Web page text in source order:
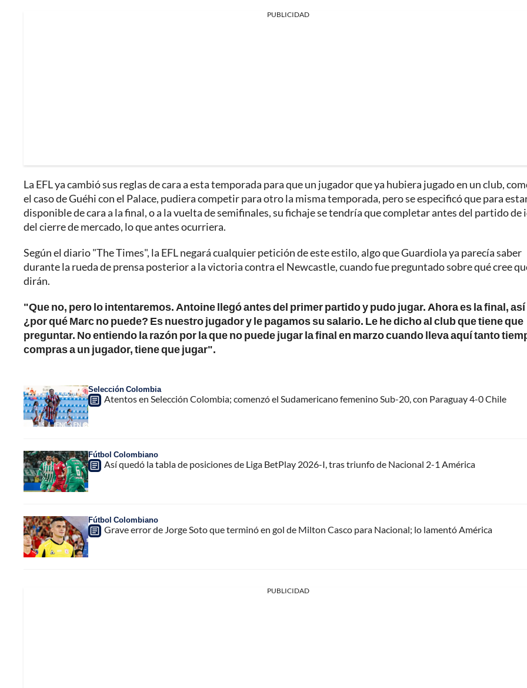
PUBLICIDAD
La EFL ya cambió sus reglas de cara a esta temporada para que un jugador que ya hubiera jugado en un club,
el caso de Guéhi con el Palace, pudiera competir para otro la misma temporada, pero se especificó que para
disponible de cara a la final, o a la vuelta de semifinales, su fichaje se tendría que completar antes del partido de
del cierre de mercado, lo que antes ocurriera.
Según el diario "The Times", la EFL negará cualquier petición de este estilo, algo que Guardiola ya parecía saber
durante la rueda de prensa posterior a la victoria contra el Newcastle, cuando fue preguntado sobre qué cree
dirán.
"Que no, pero lo intentaremos. Antoine llegó antes del primer partido y pudo jugar. Ahora es la final, así
¿por qué Marc no puede? Es nuestro jugador y le pagamos su salario. Le he dicho al club que tiene que
preguntar. No entiendo la razón por la que no puede jugar la final en marzo cuando lleva aquí tanto
compras a un jugador, tiene que jugar".
Selección Colombia
Atentos en Selección Colombia; comenzó el Sudamericano femenino Sub-20, con Paraguay 4-0 Chile
Fútbol Colombiano
Así quedó la tabla de posiciones de Liga BetPlay 2026-I, tras triunfo de Nacional 2-1 América
Fútbol Colombiano
Grave error de Jorge Soto que terminó en gol de Milton Casco para Nacional; lo lamentó América
PUBLICIDAD